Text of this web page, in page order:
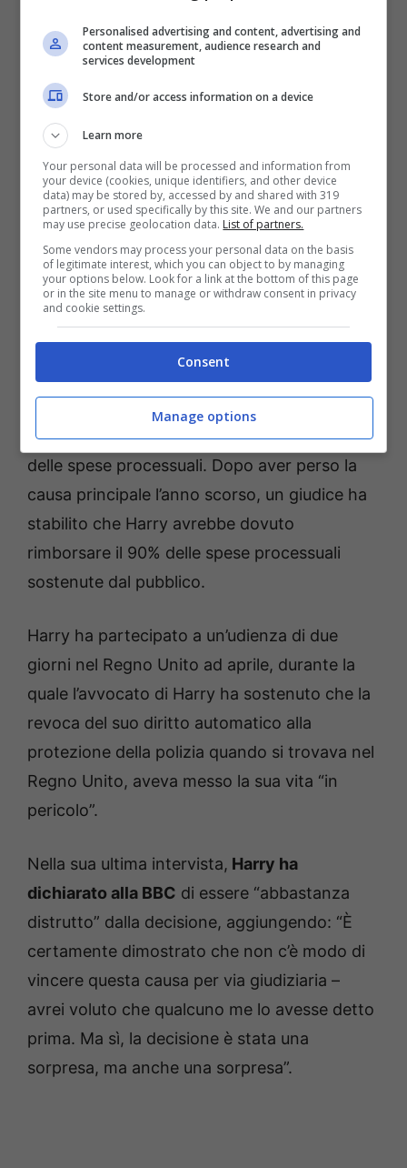
Le cifre della battaglia sulla sicurezza del principe Harry –
BBC News – museosannasassari.it
Harry aveva presentato ricorso, che costò
altre
anche rivelato che, in quanto parte
soccombente, Harry sarà tenuto a rimborsare
ai contribuenti la totalità o la maggior parte
delle spese processuali. Dopo aver perso la
causa principale l’anno scorso, un giudice ha
stabilito che Harry avrebbe dovuto
rimborsare il 90% delle spese processuali
sostenute dal pubblico.
Harry ha partecipato a un’udienza di due
giorni nel Regno Unito ad aprile, durante la
quale l’avvocato di Harry ha sostenuto che la
revoca del suo diritto automatico alla
protezione della polizia quando si trovava nel
Regno Unito, aveva messo la sua vita “in
pericolo”.
Nella sua ultima intervista, Harry ha
dichiarato alla BBC di essere “abbastanza
distrutto” dalla decisione, aggiungendo: “È
certamente dimostrato che non c’è modo di
vincere questa causa per via giudiziaria –
avrei voluto che qualcuno me lo avesse detto
prima. Ma sì, la decisione è stata una
sorpresa, ma anche una sorpresa”.
Personalised advertising and content, advertising and
content measurement, audience research and
services development
Store and/or access information on a device
Learn more
Your personal data will be processed and information from
your device (cookies, unique identifiers, and other device
data) may be stored by, accessed by and shared with 319
partners, or used specifically by this site. We and our partners
may use precise geolocation data. List of partners.
Some vendors may process your personal data on the basis
of legitimate interest, which you can object to by managing
your options below. Look for a link at the bottom of this page
or in the site menu to manage or withdraw consent in privacy
and cookie settings.
Consent
Manage options